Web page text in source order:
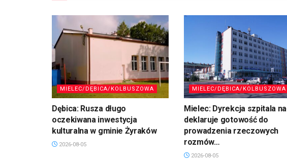
MIELEC/DĘBICA/KOLBUSZOWA
Dębica: Rusza długo
oczekiwana inwestycja
kulturalna w gminie Żyraków
2026-08-05
MIELEC/DĘBICA/KOLBUSZOWA
Mielec: Dyrekcja szpitala
deklaruje gotowość do
prowadzenia rzeczowych
rozmów…
2026-08-05